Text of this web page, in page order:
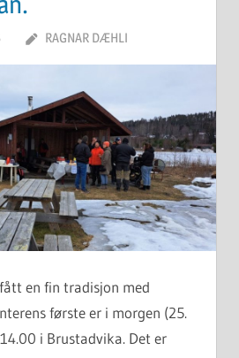
RAGNAR DÆHLI
en fin tradisjon med
første er i morgen (25.
i Brustadvika. Det er